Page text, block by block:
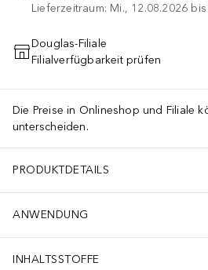
Lieferzeitraum: Mi., 12.08.2026
IN DEN
Douglas-Filiale
Filialverfügbarkeit prüfen
Die Preise in Onlineshop und Filiale
unterscheiden.
PRODUKTDETAILS
ANWENDUNG
INHALTSSTOFFE